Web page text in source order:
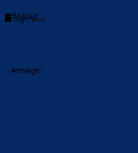
- Anzeige -
- Anzeige -